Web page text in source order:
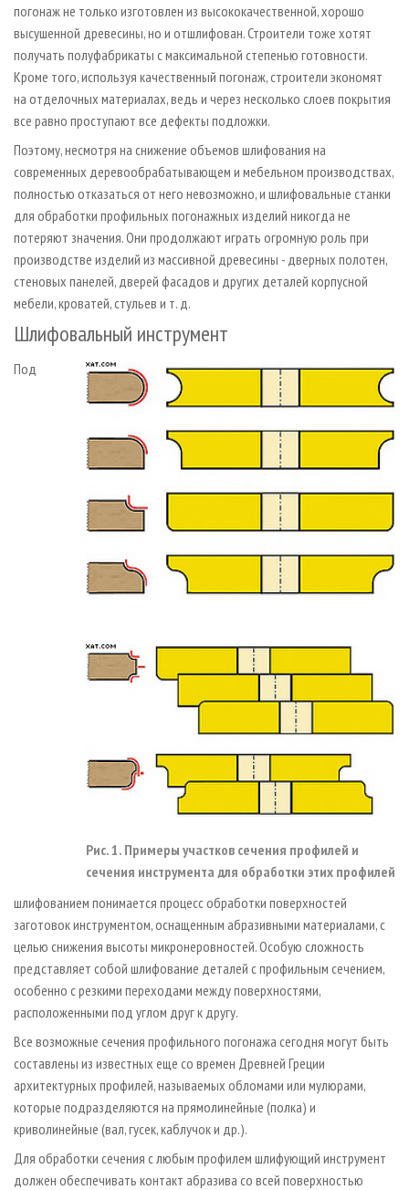
погонаж не только изготовлен из высококачественной, хорошо
высушенной древесины, но и отшлифован. Строители тоже хотят
получать полуфабрикаты с максимальной степенью готовности.
Кроме того, используя качественный погонаж, строители экономят
на отделочных материалах, ведь и через несколько слоев покрытия
все равно проступают все дефекты подложки.
Поэтому, несмотря на снижение объемов шлифования на
современных деревообрабатывающем и мебельном производствах,
полностью отказаться от него невозможно, и шлифовальные станки
для обработки профильных погонажных изделий никогда не
потеряют значения. Они продолжают играть огромную роль при
производстве изделий из массивной древесины - дверных полотен,
стеновых панелей, дверей фасадов и других деталей корпусной
мебели, кроватей, стульев и т. д.
Шлифовальный инструмент
Рис. 1. Примеры участков сечения профилей и
сечения инструмента для обработки этих профилей
Под
шлифованием понимается процесс обработки поверхностей
заготовок инструментом, оснащенным абразивными материалами, с
целью снижения высоты микронеровностей. Особую сложность
представляет собой шлифование деталей с профильным сечением,
особенно с резкими переходами между поверхностями,
расположенными под углом друг к другу.
Все возможные сечения профильного погонажа сегодня могут быть
составлены из известных еще со времен Древней Греции
архитектурных профилей, называемых обломами или мулюрами,
которые подразделяются на прямолинейные (полка) и
криволинейные (вал, гусек, каблучок и др.).
Для обработки сечения с любым профилем шлифующий инструмент
должен обеспечивать контакт абразива со всей поверхностью